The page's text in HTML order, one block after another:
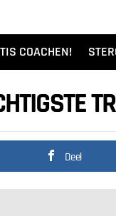
COACHEN!
Deel